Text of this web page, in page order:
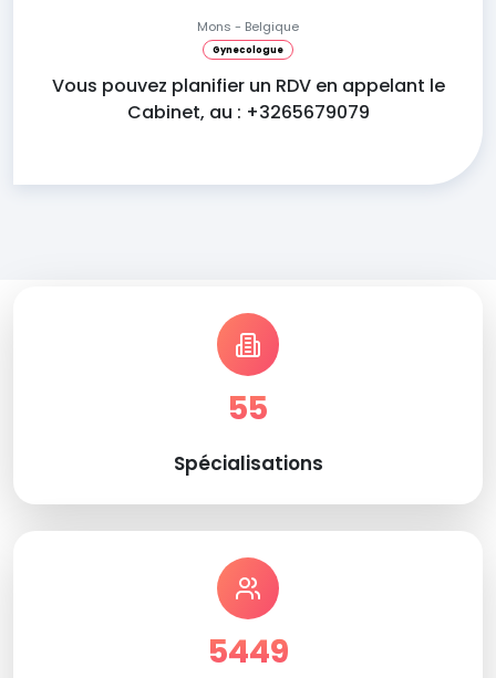
Mons - Belgique
Gynecologue
Vous pouvez planifier un RDV en appelant le
Cabinet, au : +3265679079
55
Spécialisations
5449